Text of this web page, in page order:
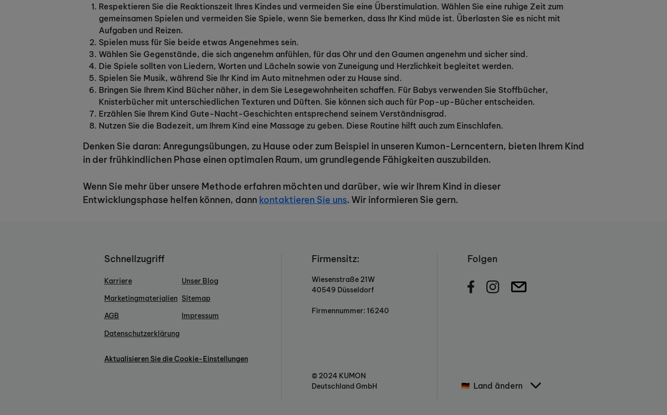
Respektieren Sie die Reaktionszeit Ihres Kindes und vermeiden Sie eine Überstimulation. Wählen Sie eine ruhige Zeit zum
gemeinsamen Spielen und vermeiden Sie Spiele, wenn Sie bemerken, dass Ihr Kind müde ist. Überlasten Sie es nicht mit
Aufgaben und Reizen.
Spielen muss für Sie beide etwas Angenehmes sein.
Wählen Sie Gegenstände, die sich angenehm anfühlen, für das Ohr und den Gaumen angenehm und sicher sind.
Die Spiele sollten von Liedern, Worten und Lächeln sowie von Zuneigung und Herzlichkeit begleitet werden.
Spielen Sie Musik, während Sie Ihr Kind im Auto mitnehmen oder zu Hause sind.
Bringen Sie Ihrem Kind Bücher näher, in dem Sie Lesegewohnheiten schaffen. Für Babys verwenden Sie Stoffbücher,
Knisterbücher mit unterschiedlichen Texturen und Düften. Sie können sich auch für Pop-up-Bücher entscheiden.
Erzählen Sie Ihrem Kind Gute-Nacht-Geschichten entsprechend seinem Verständnisgrad.
Nutzen Sie die Badezeit, um Ihrem Kind eine Massage zu geben. Diese Routine hilft auch zum Einschlafen.
Denken Sie daran: Anregungsübungen, zu Hause oder zum Beispiel in unseren Kumon-Lerncentern, bieten Ihrem Kind
in der frühkindlichen Phase einen optimalen Raum, um grundlegende Fähigkeiten auszubilden.
Wenn Sie mehr über unsere Methode erfahren möchten und darüber, wie wir Ihrem Kind in dieser
Entwicklungsphase helfen können, dann kontaktieren Sie uns. Wir informieren Sie gern.
Schnellzugriff
Karriere
Marketingmaterialien
AGB
Datenschutzerklärung
Unser Blog
Sitemap
Impressum
Aktualisieren Sie die Cookie-Einstellungen
Firmensitz:
Wiesenstraße 21W
40549 Düsseldorf
Firmennummer: 16240
© 2024 KUMON
Deutschland GmbH
Folgen
Land ändern